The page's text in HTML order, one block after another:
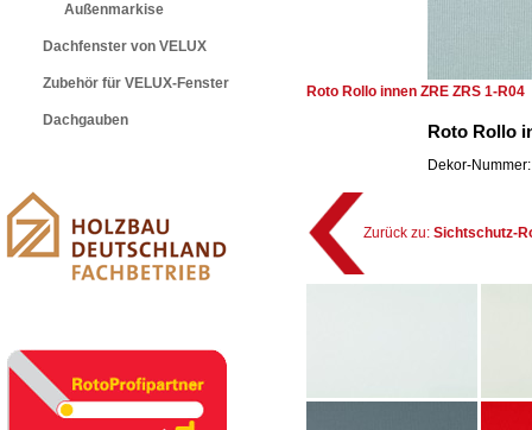
Außenmarkise
Dachfenster von VELUX
Zubehör für VELUX-Fenster
Dachgauben
Roto Rollo innen ZRE ZRS 1-R04
Roto Rollo
Dekor-
Zurück zu: Sichtschutz-